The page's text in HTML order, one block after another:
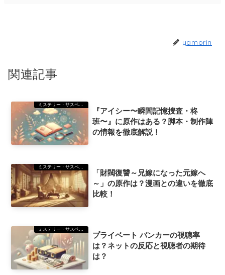
yamorin
関連記事
ミステリー・サスペンス
『アイシー〜瞬間記憶捜査・柊
班〜』に原作はある？脚本・制作陣
の情報を徹底解説！
「財閥復讐～兄嫁になった元嫁へ
～」の原作は？漫画との違いを徹底
比較！
プライベート バンカーの視聴率
は？ネットの反応と視聴者の期待
は？